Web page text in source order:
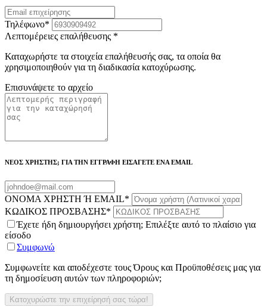
Τηλέφωνο*
Λεπτομέρειες επαλήθευσης *
Καταχωρήστε τα στοιχεία επαλήθευσής σας, τα οποία θα
χρησιμοποιηθούν για τη διαδικασία κατοχύρωσης.
Επισυνάψετε το αρχείο
ΝΕΟΣ ΧΡΗΣΤΗΣ; ΓΙΑ ΤΗΝ ΕΓΓΡΑΦΗ ΕΙΣΑΓΕΤΕ ΕΝΑ EMAIL
ΟΝΟΜΑ ΧΡΗΣΤΗ Ή EMAIL*
ΚΩΔΙΚΟΣ ΠΡΟΣΒΑΣΗΣ*
Έχετε ήδη δημιουργήσει χρήστη; Επιλέξτε αυτό το πλαίσιο για
είσοδο
Συμφωνώ
Συμφωνείτε και αποδέχεστε τους Όρους και Προϋποθέσεις μας για
τη δημοσίευση αυτών των πληροφοριών;